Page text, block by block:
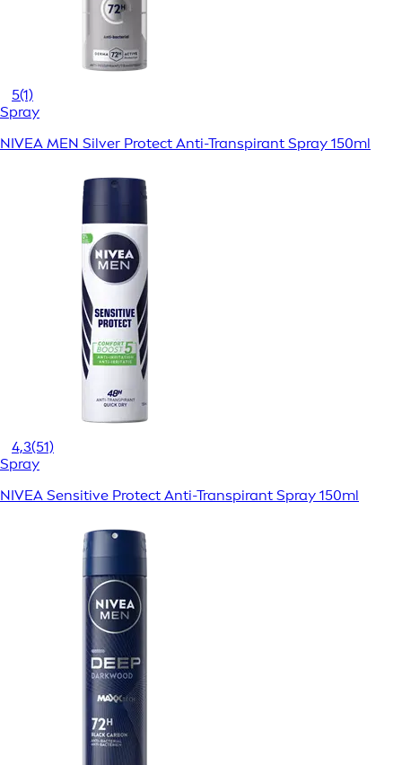
5(1)
Spray
NIVEA MEN Silver Protect Anti-Transpirant Spray 150ml
4,3(51)
Spray
NIVEA Sensitive Protect Anti-Transpirant Spray 150ml